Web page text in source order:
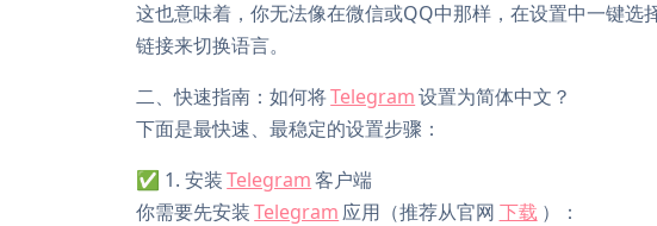
这也意味着，你无法像在微信或QQ中那样，在设置中一键选
链接来切换语言。
二、快速指南：如何将Telegram设置为简体中文？
下面是最快速、最稳定的设置步骤：
✅ 1. 安装Telegram客户端
你需要先安装Telegram 应用（推荐从官网 下载 ）：